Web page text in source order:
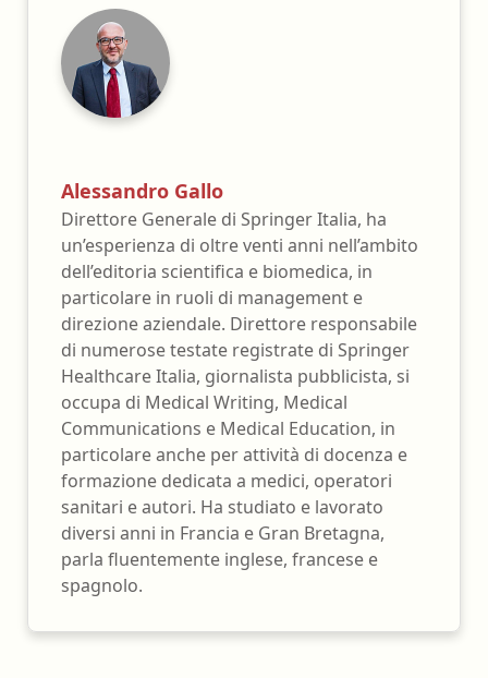
Alessandro Gallo
Direttore Generale di Springer Italia, ha
un’esperienza di oltre venti anni nell’ambito
dell’editoria scientifica e biomedica, in
particolare in ruoli di management e
direzione aziendale. Direttore responsabile
di numerose testate registrate di Springer
Healthcare Italia, giornalista pubblicista, si
occupa di Medical Writing, Medical
Communications e Medical Education, in
particolare anche per attività di docenza e
formazione dedicata a medici, operatori
sanitari e autori. Ha studiato e lavorato
diversi anni in Francia e Gran Bretagna,
parla fluentemente inglese, francese e
spagnolo.